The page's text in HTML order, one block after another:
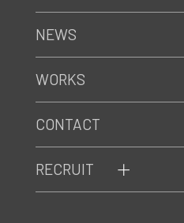
RECRUIT
NEWS
WORKS
CONTACT